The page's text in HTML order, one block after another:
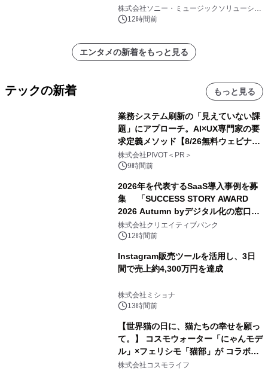
株式会社ソニー・ミュージックソリューショ
ンズ12時間前
エンタメの新着をもっと見る
テックの新着 もっと見る
業務システム刷新の「見えていない課
題」にアプローチ。AI×UX専門家の要
求定義メソッド【8/26無料ウェビナ
ー】株式会社PIVOT
株式会社PIVOT＜PR＞
9時間前
2026年を代表するSaaS導入事例を募
集 「SUCCESS STORY AWARD
2026 Autumn byデジタル化の窓口」
開催
株式会社クリエイティブバンク
12時間前
Instagram販売ツールを活用し、3日
間で売上約4,300万円を達成
株式会社ミショナ
13時間前
【世界猫の日に、猫たちの幸せを願っ
て。】 コスモウォーター「にゃんモデ
ル」×フェリシモ「猫部」が コラボキ
ャンペーンを実施
株式会社コスモライフ